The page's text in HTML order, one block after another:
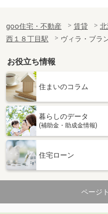
goo住宅・不動産 賃貸
西１８丁目駅
ヴィラ・ブラ
お役立ち情報
住まいのコラム
暮らしのデータ
(補助金・助成金情報)
住宅ローン
ページ